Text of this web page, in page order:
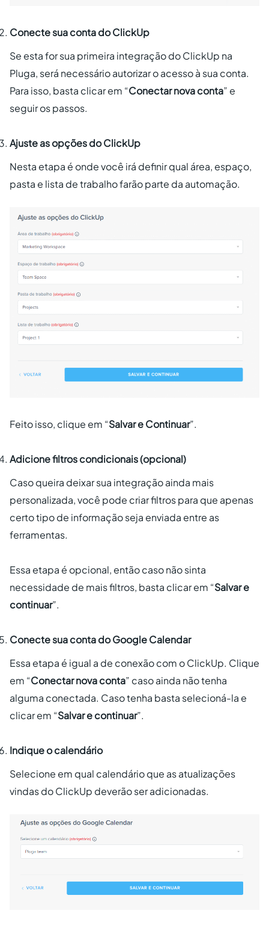
Conecte sua conta do ClickUp
Se esta for sua primeira integração do ClickUp na
Pluga, será necessário autorizar o acesso à sua conta.
Para isso, basta clicar em “Conectar nova conta” e
seguir os passos.
Ajuste as opções do ClickUp
Nesta etapa é onde você irá definir qual área, espaço,
pasta e lista de trabalho farão parte da automação.
Feito isso, clique em “Salvar e Continuar”.
Adicione filtros condicionais (opcional)
Caso queira deixar sua integração ainda mais
personalizada, você pode criar filtros para que apenas
certo tipo de informação seja enviada entre as
ferramentas.
Essa etapa é opcional, então caso não sinta
necessidade de mais filtros, basta clicar em “Salvar e
continuar”.
Conecte sua conta do Google Calendar
Essa etapa é igual a de conexão com o ClickUp. Clique
em “Conectar nova conta” caso ainda não tenha
alguma conectada. Caso tenha basta selecioná-la e
clicar em “Salvar e continuar”.
Indique o calendário
Selecione em qual calendário que as atualizações
vindas do ClickUp deverão ser adicionadas.